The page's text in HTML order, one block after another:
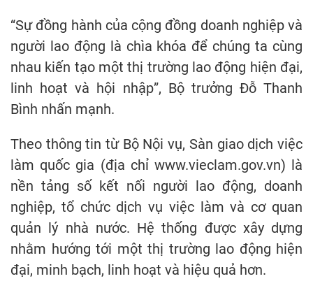
“Sự đồng hành của cộng đồng doanh nghiệp và
người lao động là chìa khóa để chúng ta cùng
nhau kiến tạo một thị trường lao động hiện đại,
linh hoạt và hội nhập”, Bộ trưởng Đỗ Thanh
Bình nhấn mạnh.
Theo thông tin từ Bộ Nội vụ, Sàn giao dịch việc
làm quốc gia (địa chỉ www.vieclam.gov.vn) là
nền tảng số kết nối người lao động, doanh
nghiệp, tổ chức dịch vụ việc làm và cơ quan
quản lý nhà nước. Hệ thống được xây dựng
nhằm hướng tới một thị trường lao động hiện
đại, minh bạch, linh hoạt và hiệu quả hơn.